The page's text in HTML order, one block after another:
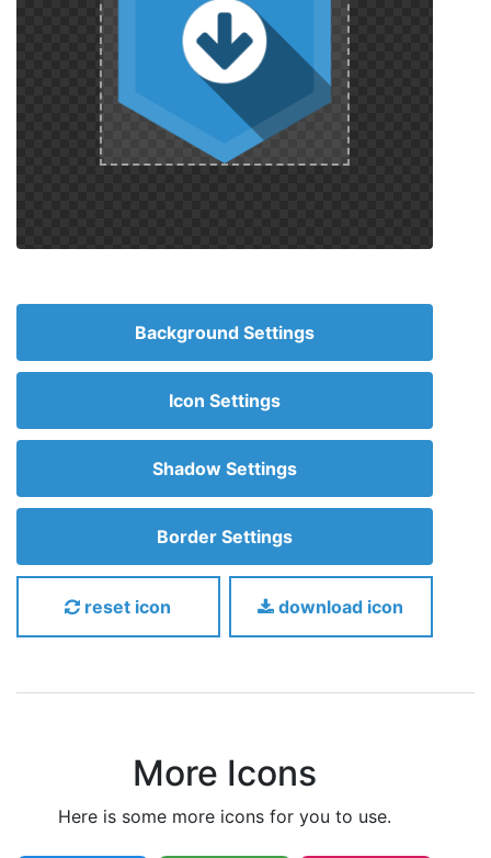
Background Settings
Icon Settings
Shadow Settings
Border Settings
reset icon download icon
More Icons
here is some more icons for you to use.